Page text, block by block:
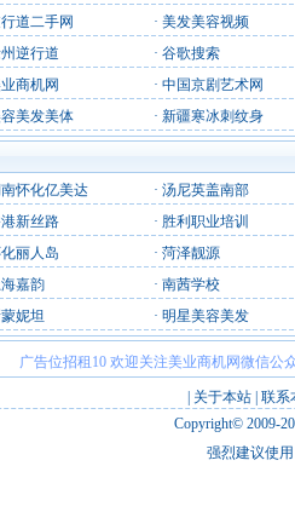
道二手网 · 美发美容视频
逆行道 · 谷歌搜索
商机网 · 中国京剧艺术网
美发美体 · 新疆寒冰刺纹身
怀化亿美达 · 汤尼英盖南部
新丝路 · 胜利职业培训
丽人岛 · 菏泽靓源
嘉韵 · 南茜学校
妮坦 · 明星美容美发
广告位招租10 欢迎关注美业商机网微信公
关于本站 联系
Copyright© 2009-
强烈建议使